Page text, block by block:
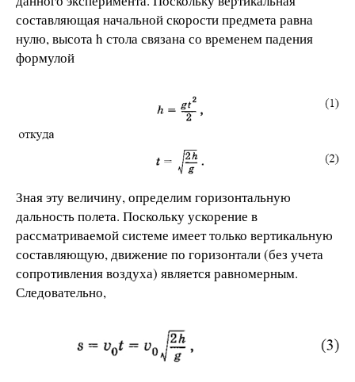
составляющая начальной скорости предмета равна
нулю, высота h стола связана со временем падения
формулой
Зная эту величину, определим горизонтальную
дальность полета. Поскольку ускорение в
рассматриваемой системе имеет только вертикальную
составляющую, движение по горизонтали (без учета
сопротивления воздуха) является равномерным.
Следовательно,